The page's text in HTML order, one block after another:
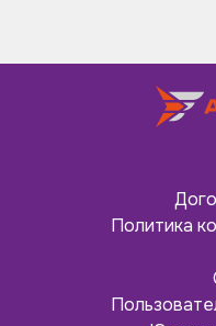
Политика